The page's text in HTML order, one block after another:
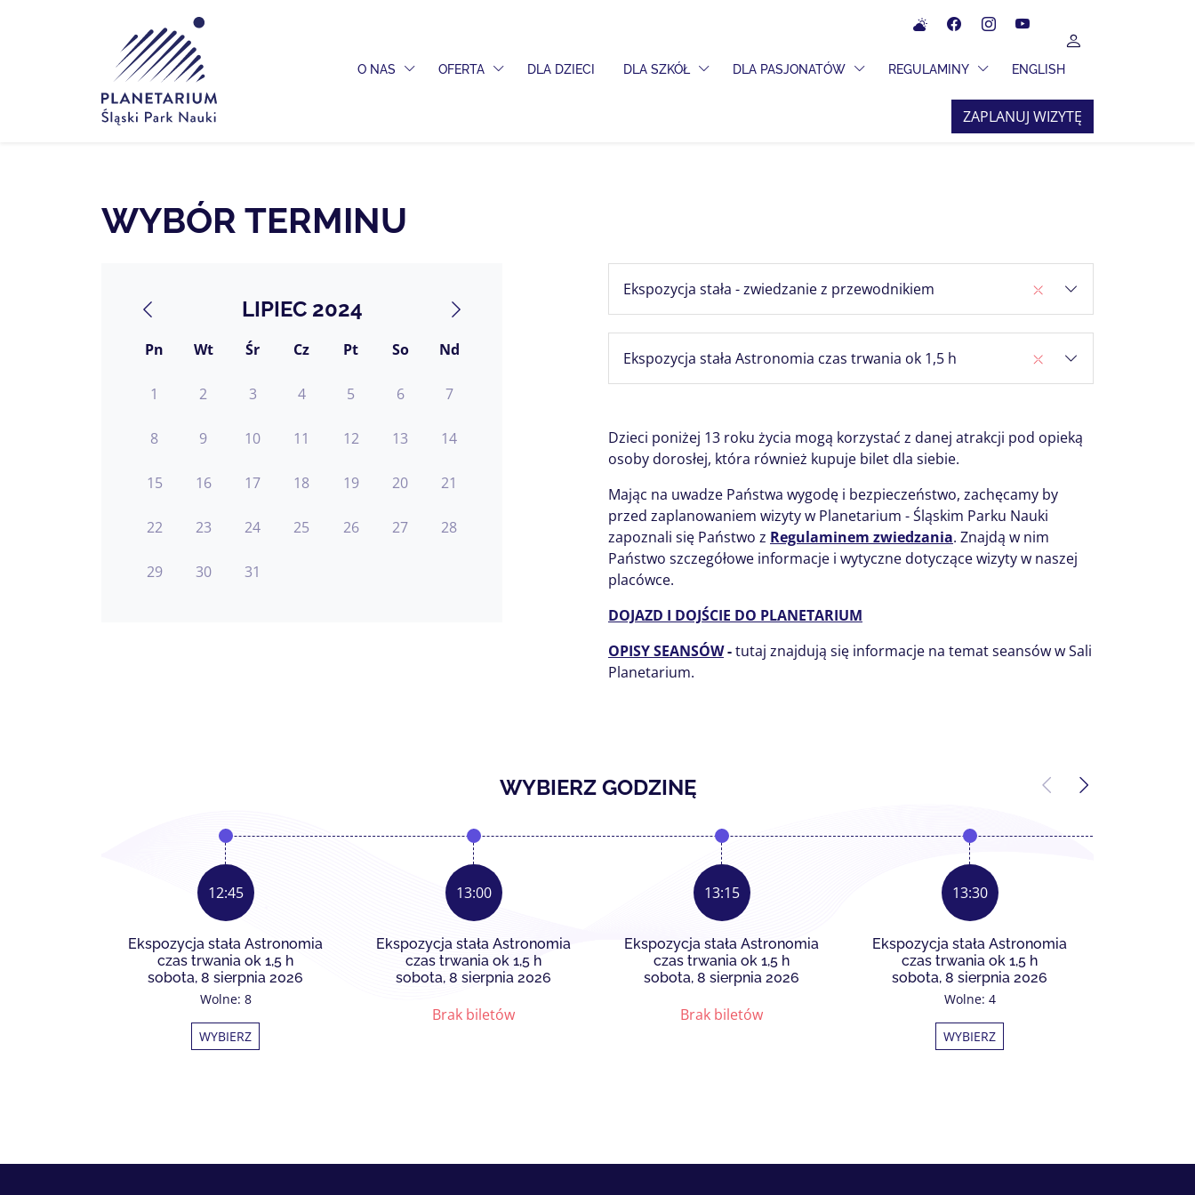
Planetarium Śląski Park Nauki
O NAS PRZEŁĄCZ MENU ROZWIJANE
OFERTA PRZEŁĄCZ MENU ROZWIJANE
DLA DZIECI DLA SZKÓŁ PRZEŁĄCZ MENU ROZWIJANE
DLA PASJONATÓW PRZEŁĄCZ MENU ROZWIJANE
REGULAMINY PRZEŁĄCZ MENU ROZWIJANE
ENGLISH
ZAPLANUJ WIZYTĘ
MeteoFacebookInstagramYouTube
WYBÓR TERMINU
Ekspozycja stała - zwiedzanie z przewodnikiem
Ekspozycja stała Astronomia czas trwania ok 1,5 h
Dzieci poniżej 13 roku życia mogą korzystać z danej atrakcji pod opieką
osoby dorosłej, która również kupuje bilet dla siebie.
Mając na uwadze Państwa wygodę i bezpieczeństwo, zachęcamy by
przed zaplanowaniem wizyty w Planetarium - Śląskim Parku Nauki
zapoznali się Państwo z Regulaminem zwiedzania. Znajdą w nim
Państwo szczegółowe informacje i wytyczne dotyczące wizyty w naszej
placówce.
DOJAZD I DOJŚCIE DO PLANETARIUM
OPISY SEANSÓW-tutaj znajdują się informacje na temat seansów w Sali
Planetarium.
LIPIEC 2024
Pn Wt Śr Cz Pt So Nd
1 2 3 4 5 6 7
8 9 10 11 12 13 14
15 16 17 18 19 20 21
22 23 24 25 26 27 28
29 30 31
WYBIERZ GODZINĘ
12:45
Ekspozycja stała Astronomia
czas trwania ok 1,5 h
sobota, 8 sierpnia 2026
Wolne: 8
WYBIERZ
13:00
Ekspozycja stała Astronomia
czas trwania ok 1,5 h
sobota, 8 sierpnia 2026
Brak biletów
13:15
Ekspozycja stała Astronomia
czas trwania ok 1,5 h
sobota, 8 sierpnia 2026
Brak biletów
13:30
Ekspozycja stała Astronomia
czas trwania ok 1,5 h
sobota, 8 sierpnia 2026
Wolne: 4
WYBIERZ